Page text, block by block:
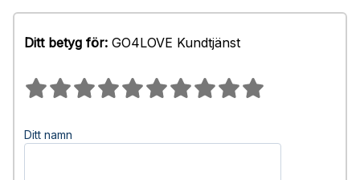
Ditt betyg för: GO4LOVE Kundtjänst
Ditt namn